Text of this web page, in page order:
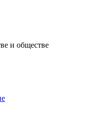
и обществе